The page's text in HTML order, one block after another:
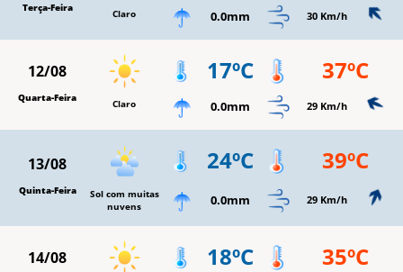
Terça-Feira Claro 0.0mm 30 Km/h
12/08
Quarta-Feira Claro
17ºC 37ºC
0.0mm 29 Km/h
13/08
Quinta-Feira
Sol com muitas
nuvens
24ºC 39ºC
0.0mm 29 Km/h
14/08 18ºC 35ºC